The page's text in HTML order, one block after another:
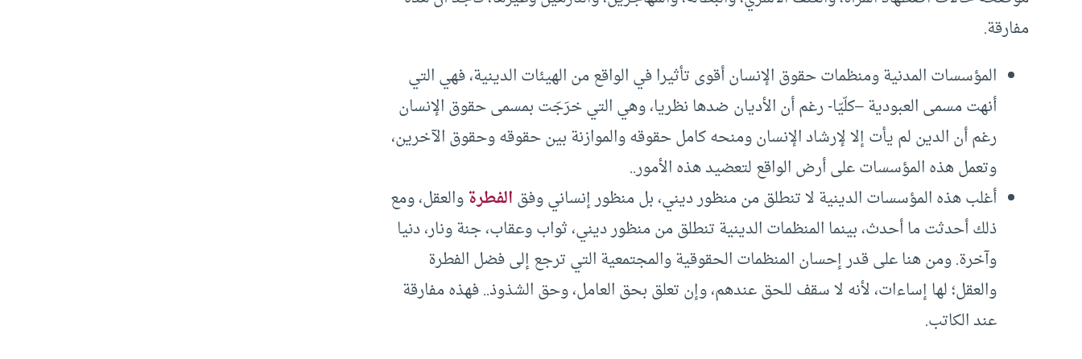
مفارقة.
المؤسسات المدنية ومنظمات حقوق الإنسان أقوى تأثيرا في الواقع من الهيئات الدينية، فهي التي
أنهت مسمى العبودية –كلّيّا- رغم أن الأديان ضدها نظريا، وهي التي خرَجَت بمسمى حقوق الإنسان
رغم أن الدين لم يأت إلا لإرشاد الإنسان ومنحه كامل حقوقه والموازنة بين حقوقه وحقوق الآخرين،
وتعمل هذه المؤسسات على أرض الواقع لتعضيد هذه الأمور..
أغلب هذه المؤسسات الدينية لا تنطلق من منظور ديني، بل منظور إنساني وفقالفطرةوالعقل، ومع
ذلك أحدثت ما أحدث، بينما المنظمات الدينية تنطلق من منظور ديني، ثواب وعقاب، جنة ونار، دنيا
وآخرة. ومن هنا على قدر إحسان المنظمات الحقوقية والمجتمعية التي ترجع إلى فضل الفطرة
والعقل؛ لها إساءات، لأنه لا سقف للحق عندهم، وإن تعلق بحق العامل، وحق الشذوذ.. فهذه مفارقة
عند الكاتب.